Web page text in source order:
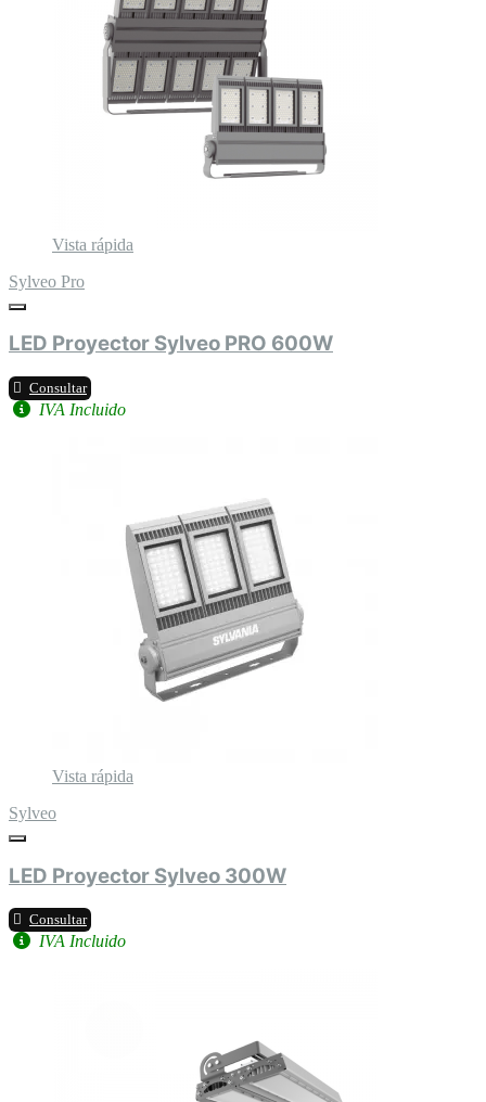
Vista rápida
Sylveo Pro
LED Proyector Sylveo PRO 600W
Consultar
IVA Incluido
Vista rápida
Sylveo
LED Proyector Sylveo 300W
Consultar
IVA Incluido